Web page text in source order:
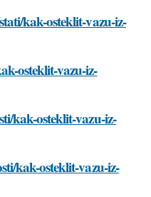
kak-osteklit-vazu-iz-
osteklit-vazu-iz-
kak-osteklit-vazu-iz-
kak-osteklit-vazu-iz-